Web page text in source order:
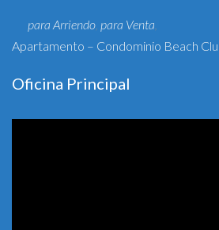
para Arriendo, para Venta,
Apartamento – Condominio Beach
Oficina Principal